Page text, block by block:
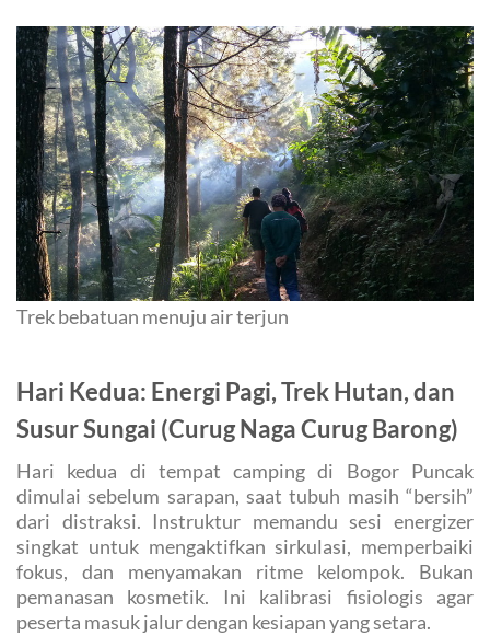
Trek bebatuan menuju air terjun
Hari Kedua: Energi Pagi, Trek Hutan, dan
Susur Sungai (Curug Naga Curug Barong)
Hari kedua di tempat camping di Bogor Puncak
dimulai sebelum sarapan, saat tubuh masih “bersih”
dari distraksi. Instruktur memandu sesi energizer
singkat untuk mengaktifkan sirkulasi, memperbaiki
fokus, dan menyamakan ritme kelompok. Bukan
pemanasan kosmetik. Ini kalibrasi fisiologis agar
peserta masuk jalur dengan kesiapan yang setara.